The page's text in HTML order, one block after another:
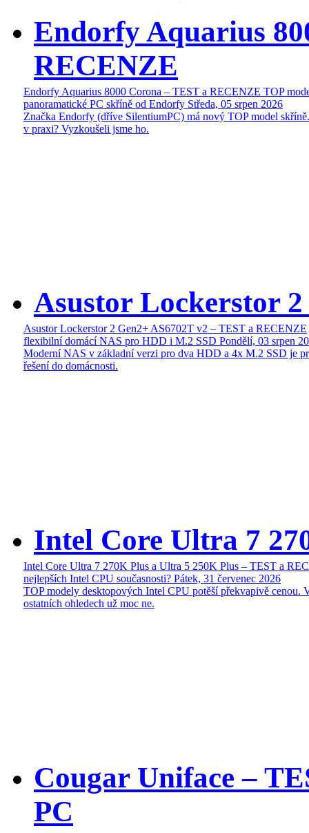
Endorfy Aquarius
RECENZE
Endorfy Aquarius 8000 Corona – TEST a RECENZE TOP
panoramatické PC skříně od Endorfy Středa, 05 srpen 2026
Značka Endorfy (dříve SilentiumPC) má nový TOP model
v praxi? Vyzkoušeli jsme ho.
Asustor Lockerstor
Asustor Lockerstor 2 Gen2+ AS6702T v2 – TEST a RECENZE
flexibilní domácí NAS pro HDD i M.2 SSD Pondělí, 03 srpen
Moderní NAS v základní verzi pro dva HDD a 4x M.2 SSD je
řešení do domácnosti.
Intel Core Ultra 7
Intel Core Ultra 7 270K Plus a Ultra 5 250K Plus – TEST a
nejlepších Intel CPU současnosti? Pátek, 31 červenec 2026
TOP modely desktopových Intel CPU potěší překvapivě cenou.
ostatních ohledech už moc ne.
Cougar Uniface –
PC